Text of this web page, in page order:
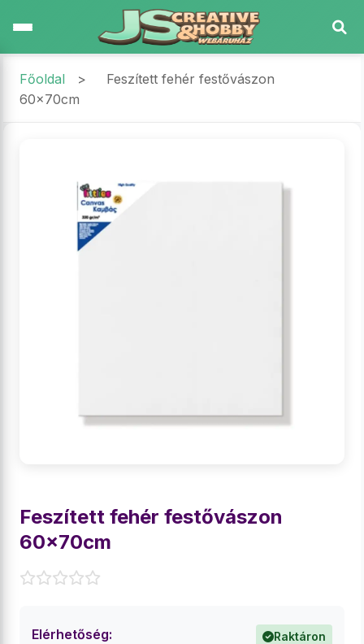
Főoldal >
Feszített fehér festővászon
60x70cm
Feszített fehér festővászon
60x70cm
Elérhetőség: Raktáron